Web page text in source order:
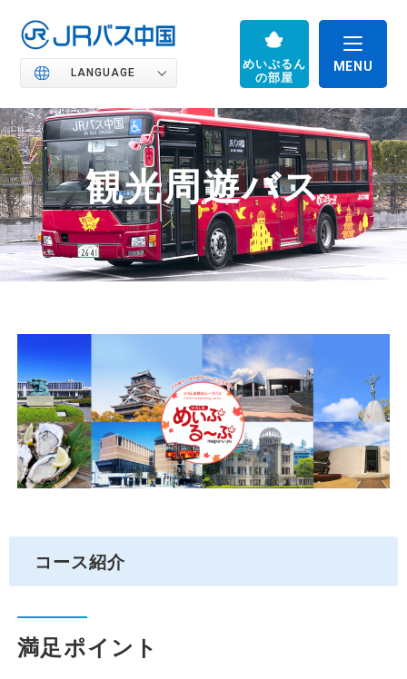
LANGUAGE
めいぷるん
の部屋
JRバス中国の魅力
高速バス
路線バス
観光周遊バス
貸切バス
観光周遊バス
コース紹介
満足ポイント